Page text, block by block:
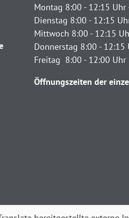
Montag 8:00 - 12:15
Dienstag 8:00 - 12:15
Mittwoch 8:00 - 12:15
Donnerstag 8:00 -
Freitag 8:00 - 12:00 Uhr
Öffnungszeiten der